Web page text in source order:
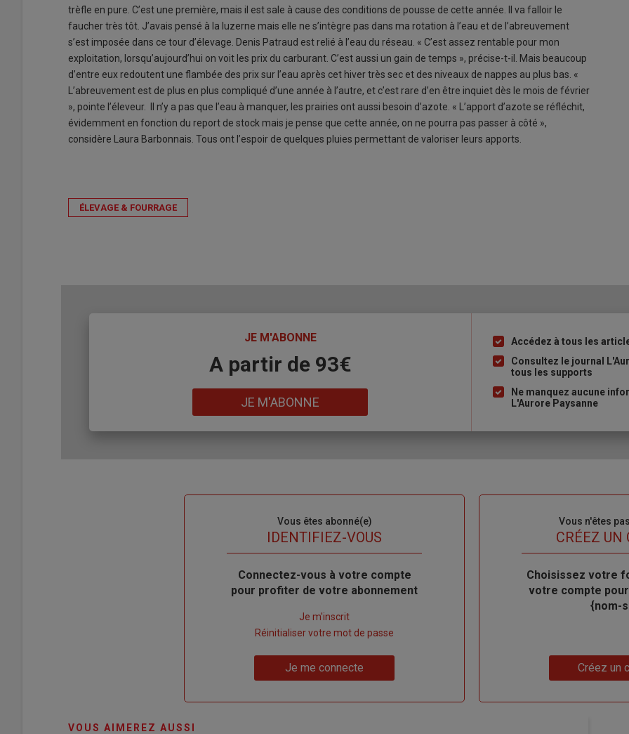
trèfle en pure. C’est une première, mais il est sale à cause des conditions de pousse de cette année. Il va falloir le
faucher très tôt. J’avais pensé à la luzerne mais elle ne s’intègre pas dans ma rotation à l’eau et de l’abreuvement
s’est imposée dans ce tour d’élevage. Denis Patraud est relié à l’eau du réseau. « C’est assez rentable pour mon
exploitation, lorsqu’aujourd’hui on voit les prix du carburant. C’est aussi un gain de temps », précise-t-il. Mais beaucoup
d’entre eux redoutent une flambée des prix sur l’eau après cet hiver très sec et des niveaux de nappes au plus bas. «
L’abreuvement est de plus en plus compliqué d’une année à l’autre, et c’est rare d’en être inquiet dès le mois de février
», pointe l’éleveur. Il n’y a pas que l’eau à manquer, les prairies ont aussi besoin d’azote. « L’apport d’azote se réfléchit,
évidemment en fonction du report de stock mais je pense que cette année, on ne pourra pas passer à côté »,
considère Laura Barbonnais. Tous ont l’espoir de quelques pluies permettant de valoriser leurs apports.
ÉLEVAGE & FOURRAGE
JE M'ABONNE
A partir de 93€
JE M'ABONNE
Liste
à
puce
Accédez à tous les
Consultez le journal
tous les supports
Ne manquez aucune
L'Aurore Paysanne
Vous êtes abonné(e)
IDENTIFIEZ-VOUS
Body
Connectez-vous à votre compte
pour profiter de votre abonnement
compte"
Je m'inscrit
Réinitialiser votre mot de passe
Je me connecte
Vous n'êtes
TITRECRÉEZ UN
Body
Choisissez votre
votre compte
{nom-
Créez un
VOUS AIMEREZ AUSSI